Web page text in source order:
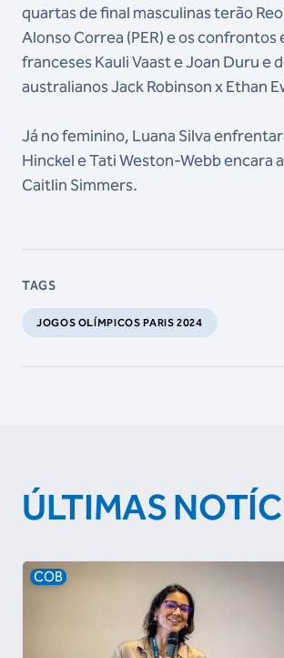
quartas de final masculinas terão
Alonso Correa (PER) e os confrontos
franceses Kauli Vaast e Joan Duru e
australianos Jack Robinson x Ethan
Já no feminino, Luana Silva
Hinckel e Tati Weston-Webb encara
Caitlin Simmers.
TAGS
JOGOS OLÍMPICOS PARIS 2024
ÚLTIMAS
COB